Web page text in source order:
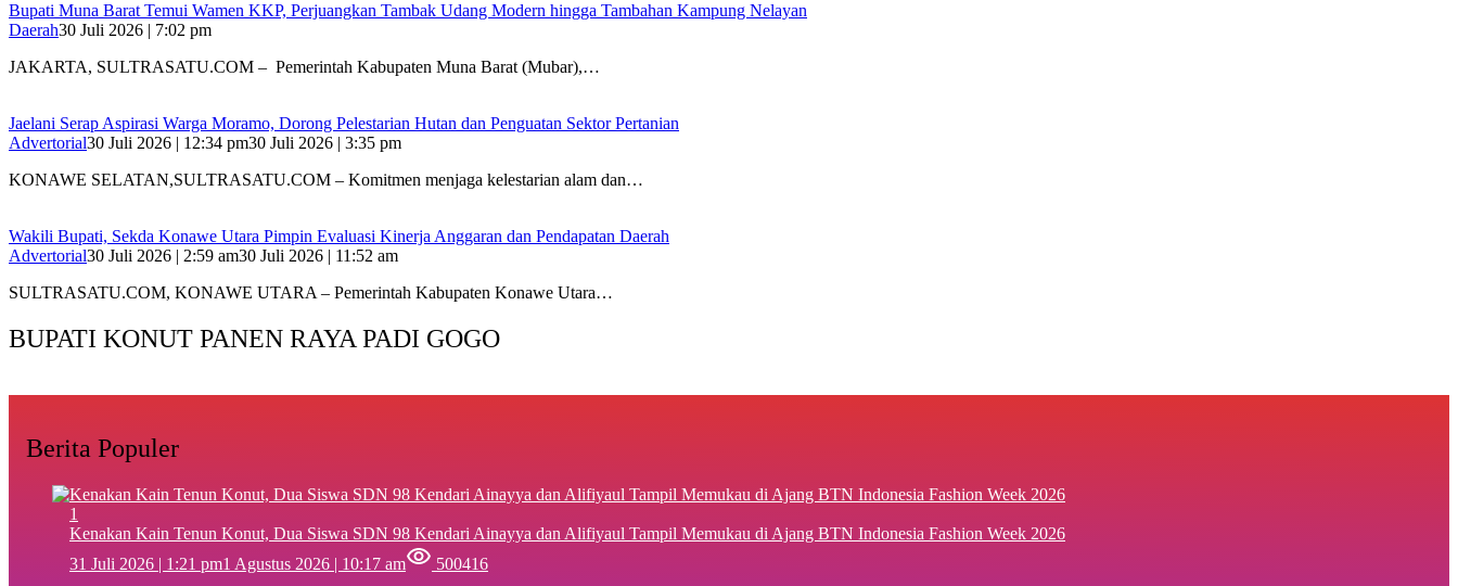
‎Bupati Muna Barat Temui Wamen KKP, Perjuangkan Tambak Udang Modern hingga Tambahan Kampung Nelayan
Daerah30 Juli 2026 | 7:02 pm
‎JAKARTA, SULTRASATU.COM – Pemerintah Kabupaten Muna Barat (Mubar),…
Jaelani Serap Aspirasi Warga Moramo, Dorong Pelestarian Hutan dan Penguatan Sektor Pertanian
Advertorial30 Juli 2026 | 12:34 pm30 Juli 2026 | 3:35 pm
KONAWE SELATAN,SULTRASATU.COM – Komitmen menjaga kelestarian alam dan…
Wakili Bupati, Sekda Konawe Utara Pimpin Evaluasi Kinerja Anggaran dan Pendapatan Daerah
Advertorial30 Juli 2026 | 2:59 am30 Juli 2026 | 11:52 am
SULTRASATU.COM, KONAWE UTARA – Pemerintah Kabupaten Konawe Utara…
BUPATI KONUT PANEN RAYA PADI GOGO
Berita Populer
1
‎Kenakan Kain Tenun Konut, Dua Siswa SDN 98 Kendari Ainayya dan Alifiyaul Tampil Memukau di Ajang BTN Indonesia Fashion Week 2026
31 Juli 2026 | 1:21 pm1 Agustus 2026 | 10:17 am 500416